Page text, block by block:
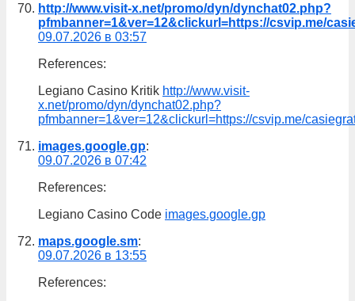
http://www.visit-x.net/promo/dyn/dynchat02.php?
pfmbanner=1&ver=12&clickurl=https://csvip.me/
09.07.2026 в 03:57
References:
Legiano Casino Kritik http://www.visit-
x.net/promo/dyn/dynchat02.php?
pfmbanner=1&ver=12&clickurl=https://csvip.me/
images.google.gp:
09.07.2026 в 07:42
References:
Legiano Casino Code images.google.gp
maps.google.sm:
09.07.2026 в 13:55
References: